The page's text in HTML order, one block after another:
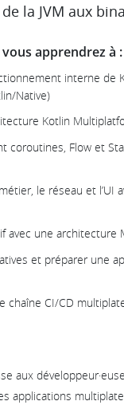
la JVM aux
apprendrez à :
interne de
Native)
Kotlin
coroutines, Flow et
le réseau et l’UI
avec une architecture
et préparer une
chaîne CI/CD
aux
applications